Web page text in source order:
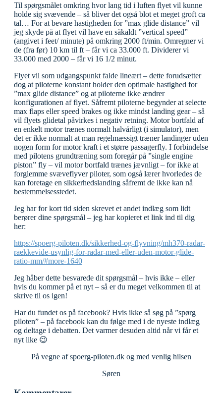
Til spørgsmålet omkring hvor lang tid i luften flyet vil kunne
holde sig svævende – så bliver det også blot et meget groft ca
tal… For at bevare hastigheden for ”max glide distance” vil
jeg skyde på at flyet vil have en såkaldt ”vertical speed”
(angivet i feet/ minute) på omkring 2000 ft/min. Omregner vi
de (fra før) 10 km til ft – får vi ca 33.000 ft. Dividerer vi
33.000 med 2000 – får vi 16 1/2 minut.
Flyet vil som udgangspunkt falde lineært – dette forudsætter
dog at piloterne konstant holder den optimale hastighed for
”max glide distance” og at piloterne ikke ændrer
konfigurationen af flyet. Såfremt piloterne begynder at selecte
max flaps eller speed brakes og ikke mindst landing gear – så
vil flyets glidetal påvirkes i negativ retning. Motor bortfald af
en enkelt motor trænes normalt halvårligt (i simulator), men
det er ikke normalt at man regelmæssigt træner landinger uden
nogen form for motor kraft i et større passagerfly. I forbindelse
med pilotens grundtræning som foregår på ”single engine
piston” fly – vil motor bortfald trænes jævnligt – for ikke at
forglemme svæveflyver piloter, som også lærer hvorledes de
kan foretage en sikkerhedslanding såfremt de ikke kan nå
bestemmelsesstedet.
Jeg har for kort tid siden skrevet et andet indlæg som lidt
berører dine spørgsmål – jeg har kopieret et link ind til dig
her:
https://spoerg-piloten.dk/sikkerhed-og-flyvning/mh370-radar-
raekkevide-usynlig-for-radar-med-eller-uden-motor-glide-
ratio-mm/#more-1640
Jeg håber dette besvarede dit spørgsmål – hvis ikke – eller
hvis du kommer på et nyt – så er du meget velkommen til at
skrive til os igen!
Har du fundet os på facebook? Hvis ikke så søg på ”spørg
piloten” – på facebook kan du følge med i de nyeste indlæg
og deltage i debatten. Det varmer desuden altid når vi får et
nyt like 😉
På vegne af spoerg-piloten.dk og med venlig hilsen
Søren